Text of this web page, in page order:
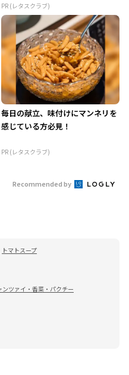
PR (レタスクラブ)
毎日の献立、味付けにマンネリを
感じている方必見！
PR (レタスクラブ)
Recommended by
トマトスープ
ンツァイ・香菜・パクチー